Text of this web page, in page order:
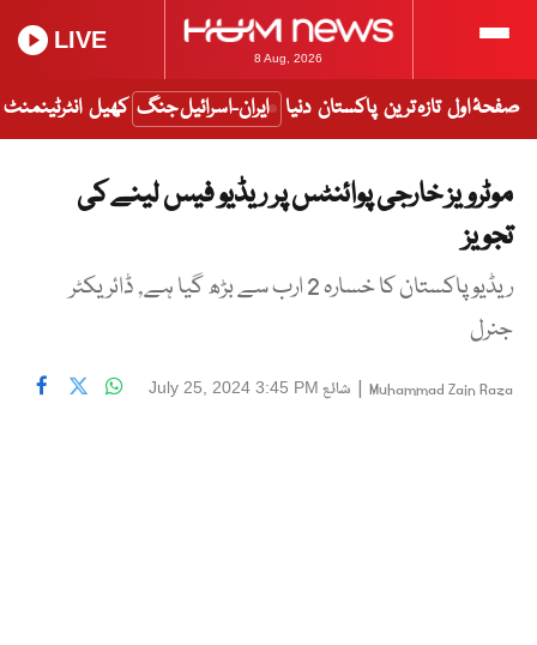
8 Aug, 2026
LIVE
صفحۂ اول تازہ ترین پاکستان دنیا ایران-اسرائیل جنگ کھیل انٹرٹینمنٹ
موٹرویز خارجی پوائنٹس پر ریڈیو فیس لینے کی
تجویز
ریڈیو پاکستان کا خسارہ 2 ارب سے بڑھ گیا ہے, ڈائریکٹر
جنرل
Muhammad Zain Raza
| شائع July 25, 2024 3:45 PM